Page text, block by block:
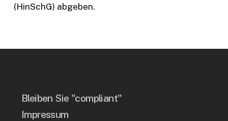
(HinSchG) abgeben.
Bleiben Sie "compliant"
Impressum